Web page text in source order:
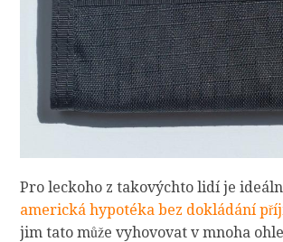
Pro leckoho z takovýchto lidí je
americká hypotéka bez dokládání
jim tato může vyhovovat v mnoha